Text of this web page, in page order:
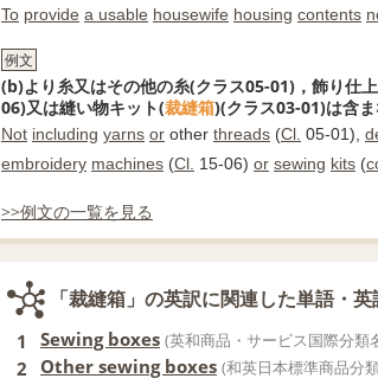
To provide a usable housewife housing contents
例文
(b)より糸又はその他の糸(クラス05-01)，飾り仕
06)又は縫い物キット(裁縫箱)(クラス03-01)は含ま
Not including yarns or other threads (Cl. 05-01),
embroidery machines (Cl. 15-06) or sewing kits (
>>例文の一覧を見る
「裁縫箱」の英訳に関連した単語・
1 Sewing boxes (英和商品・サービス国際分類
2 Other sewing boxes (和英日本標準商品分